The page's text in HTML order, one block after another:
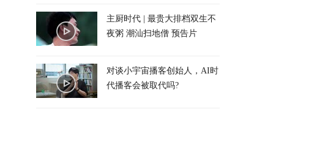
主厨时代 | 最贵大排档双生不
夜粥 潮汕扫地僧 预告片
对谈小宇宙播客创始人，AI时
代播客会被取代吗?